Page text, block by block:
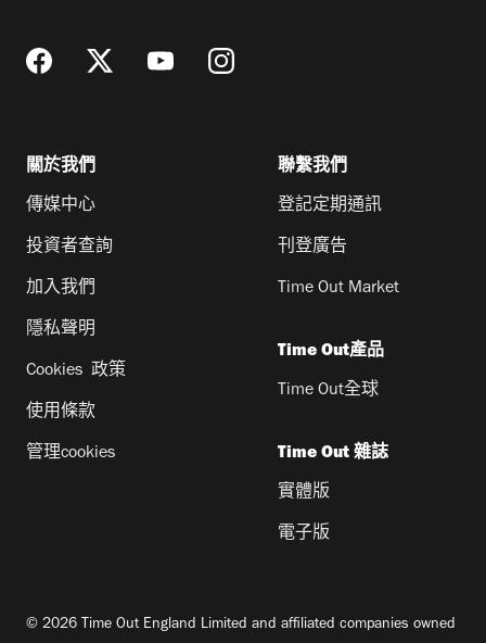
關於我們
傳媒中心
投資者查詢
加入我們
隱私聲明
Cookies 政策
使用條款
管理cookies
聯繫我們
登記定期通訊
刊登廣告
Time Out Market
Time Out產品
Time Out全球
Time Out 雜誌
實體版
電子版
© 2026 Time Out England Limited and affiliated companies owned